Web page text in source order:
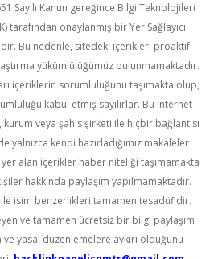
Sayılı Kanun gereğince Bilgi Teknolojileri
tarafından onaylanmış bir Yer Sağlayıcı
Bu nedenle, sitedeki içerikleri proaktif
yükümlülüğümüz bulunmamaktadır.
içeriklerin sorumluluğunu taşımakta olup,
kabul etmiş sayılırlar. Bu internet
veya şahıs şirketi ile hiçbir bağlantısı
yalnızca kendi hazırladığımız makaleler
alan içerikler haber niteliği taşımamakta
hakkında paylaşım yapılmamaktadır.
isim benzerlikleri tamamen tesadüfidir.
ve tamamen ücretsiz bir bilgi paylaşım
yasal düzenlemelere aykırı olduğunu